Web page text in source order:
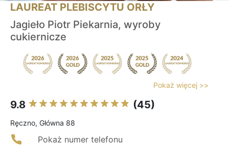
LAUREAT PLEBISCYTU ORŁY
Jagieło Piotr Piekarnia, wyroby
cukiernicze
Pokaż więcej >>
9.8 (45)
Ręczno, Główna 88
Pokaż numer telefonu